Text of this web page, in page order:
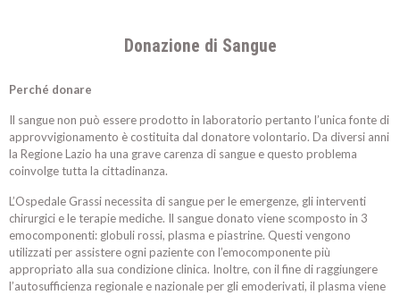
Donazione di Sangue
Perché donare
Il sangue non può essere prodotto in laboratorio pertanto l’unica fonte di
approvvigionamento è costituita dal donatore volontario. Da diversi anni
la Regione Lazio ha una grave carenza di sangue e questo problema
coinvolge tutta la cittadinanza.
L’Ospedale Grassi necessita di sangue per le emergenze, gli interventi
chirurgici e le terapie mediche. Il sangue donato viene scomposto in 3
emocomponenti: globuli rossi, plasma e piastrine. Questi vengono
utilizzati per assistere ogni paziente con l’emocomponente più
appropriato alla sua condizione clinica. Inoltre, con il fine di raggiungere
l’autosufficienza regionale e nazionale per gli emoderivati, il plasma viene